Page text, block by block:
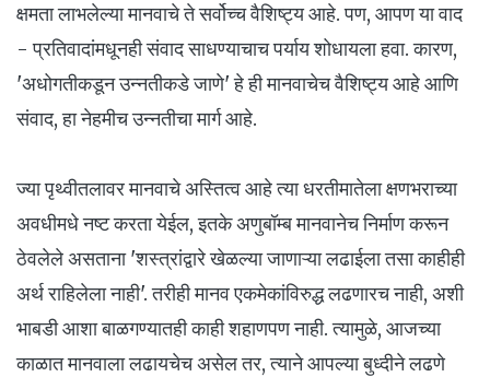
क्षमता लाभलेल्या मानवाचे ते सर्वोच्च वैशिष्ट्य आहे. पण, आपण या वाद
- प्रतिवादांमधूनही संवाद साधण्याचाच पर्याय शोधायला हवा. कारण,
'अधोगतीकडून उन्नतीकडे जाणे' हे ही मानवाचेच वैशिष्ट्य आहे आणि
संवाद, हा नेहमीच उन्नतीचा मार्ग आहे.
ज्या पृथ्वीतलावर मानवाचे अस्तित्व आहे त्या धरतीमातेला क्षणभराच्या
अवधीमधे नष्ट करता येईल, इतके अणुबॉम्ब मानवानेच निर्माण करून
ठेवलेले असताना 'शस्त्रांद्वारे खेळल्या जाणाऱ्या लढाईला तसा काहीही
अर्थ राहिलेला नाही'. तरीही मानव एकमेकांविरुद्ध लढणारच नाही, अशी
भाबडी आशा बाळगण्यातही काही शहाणपण नाही. त्यामुळे, आजच्या
काळात मानवाला लढायचेच असेल तर, त्याने आपल्या बुध्दीने लढणे